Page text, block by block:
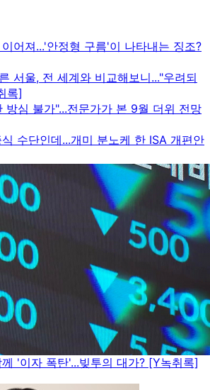
어져...'안정형 구름'이 나타내는 징조?
서울, 전 세계와 비교해보니..."우려되
록]
방심 불가"...전문가가 본 9월 더위 전망
수단인데...개미 분노케 한 ISA 개편안
'이자 폭탄'...빚투의 대가? [Y녹취록]